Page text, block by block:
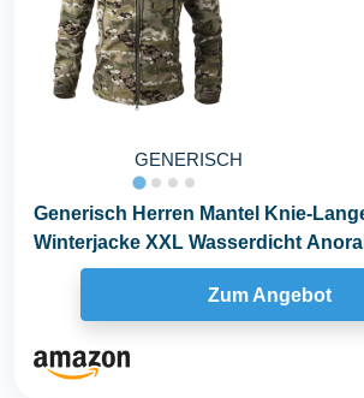
GENERISCH
Generisch Herren Mantel Knie-
Winterjacke XXL Wasserdicht
Jagdbekleidung...
Zum Angebot